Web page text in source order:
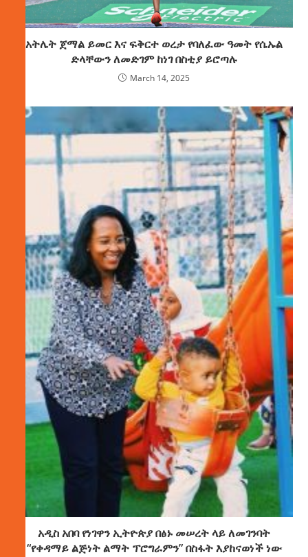
አትሌት ጀማል ይመር እና ፍቅርተ ወረታ የባለፈው ዓመት የሴኡል
ድላቸውን ለመድገም ከነገ በስቲያ ይሮጣሉ
March 14, 2025
አዲስ አበባ የነገዋን ኢትዮጵያ በፅኑ መሠረት ላይ ለመገንባት
“የቀዳማይ ልጅነት ልማት ፕሮግራምን” በስፋት እያከናወነች ነው